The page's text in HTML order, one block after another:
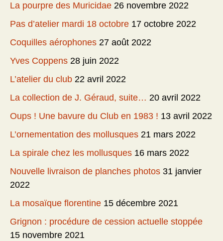
La pourpre des Muricidae 26 novembre 2022
Pas d’atelier mardi 18 octobre 17 octobre 2022
Coquilles aérophones 27 août 2022
Yves Coppens 28 juin 2022
L’atelier du club 22 avril 2022
La collection de J. Géraud, suite… 20 avril 2022
Oups ! Une bavure du Club en 1983 ! 13 avril 2022
L’ornementation des mollusques 21 mars 2022
La spirale chez les mollusques 16 mars 2022
Nouvelle livraison de planches photos 31 janvier
2022
La mosaïque florentine 15 décembre 2021
Grignon : procédure de cession actuelle stoppée
15 novembre 2021